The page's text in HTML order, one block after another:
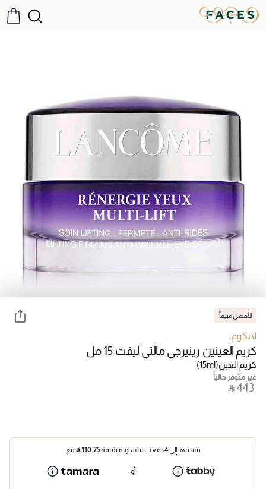
الأفضل مبيعاً
لانكوم
كريم العينين رينيرجي مالتي ليفت 15 مل
كريم العين(15ml)
غير متوفر حالياً
‎ ⃁ ⁦443⁩ ‎
قسمها إلى 4 دفعات متساوية بقيمة 110.75
⃁ مع
أو